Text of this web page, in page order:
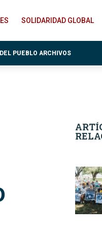
SOLIDARIDAD GLOBAL
PUEBLO ARCHIVOS